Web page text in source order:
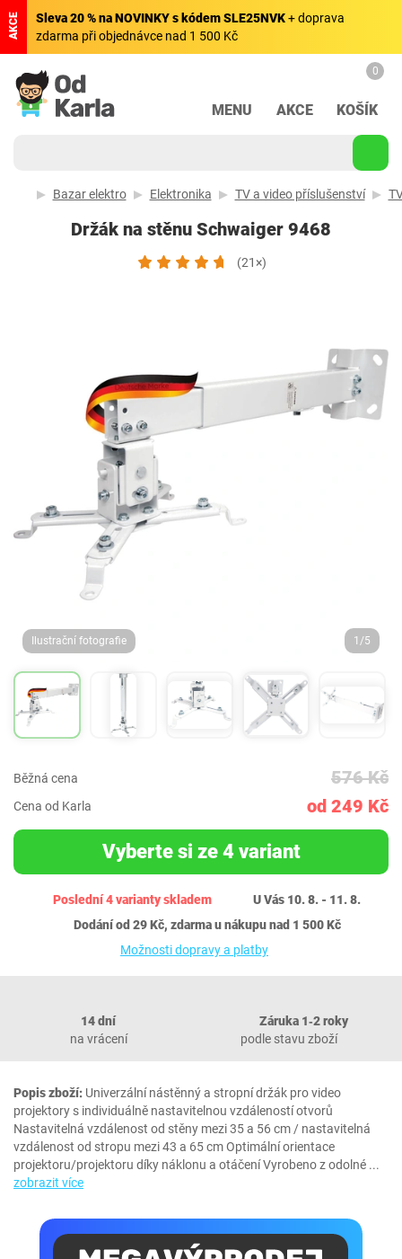
AKCE Sleva 20 % na NOVINKY s kódem SLE25NVK+ doprava
zdarma při objednávce nad 1 500 Kč
MENU AKCE
0
KOŠÍK
Bazar elektro Elektronika TV a video příslušenství
Držák na stěnu Schwaiger 9468
(21×)
Ilustrační fotografie 1/5
Běžná cena 576 Kč
Cena od Karla od 249 Kč
Vyberte si ze 4 variant
Poslední 4 varianty skladem
U Vás 10. 8. - 11. 8.
Dodání od 29 Kč, zdarma u nákupu nad 1 500 Kč
Možnosti dopravy a platby
14 dní
na vrácení
Záruka 1‐2 roky
podle stavu zboží
Popis zboží: Univerzální nástěnný a stropní držák pro video
projektory s individuálně nastavitelnou vzdáleností otvorů
Nastavitelná vzdálenost od stěny mezi 35 a 56 cm / nastavitelná
vzdálenost od stropu mezi 43 a 65 cm Optimální orientace
projektoru/projektoru díky náklonu a otáčení Vyrobeno z odolné ...
zobrazit více